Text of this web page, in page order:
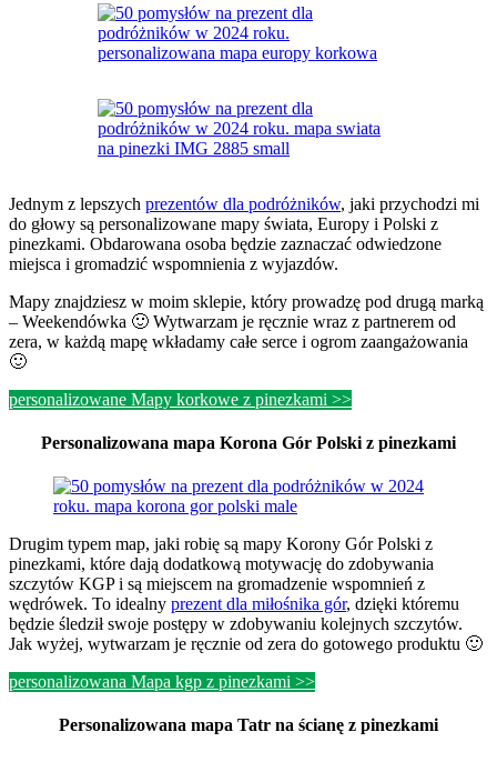
Jednym z lepszych prezentów dla podróżników, jaki przychodzi mi
do głowy są personalizowane mapy świata, Europy i Polski z
pinezkami. Obdarowana osoba będzie zaznaczać odwiedzone
miejsca i gromadzić wspomnienia z wyjazdów.
Mapy znajdziesz w moim sklepie, który prowadzę pod drugą marką
– Weekendówka 🙂 Wytwarzam je ręcznie wraz z partnerem od
zera, w każdą mapę wkładamy całe serce i ogrom zaangażowania
🙂
personalizowane Mapy korkowe z pinezkami >>
Personalizowana mapa Korona Gór Polski z pinezkami
Drugim typem map, jaki robię są mapy Korony Gór Polski z
pinezkami, które dają dodatkową motywację do zdobywania
szczytów KGP i są miejscem na gromadzenie wspomnień z
wędrówek. To idealny prezent dla miłośnika gór, dzięki któremu
będzie śledził swoje postępy w zdobywaniu kolejnych szczytów.
Jak wyżej, wytwarzam je ręcznie od zera do gotowego produktu 🙂
personalizowana Mapa kgp z pinezkami >>
Personalizowana mapa Tatr na ścianę z pinezkami